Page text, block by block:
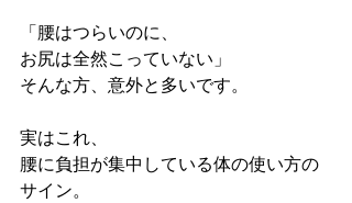
「腰はつらいのに、
お尻は全然こっていない」
そんな方、意外と多いです。
実はこれ、
腰に負担が集中している体の使い方の
サイン。